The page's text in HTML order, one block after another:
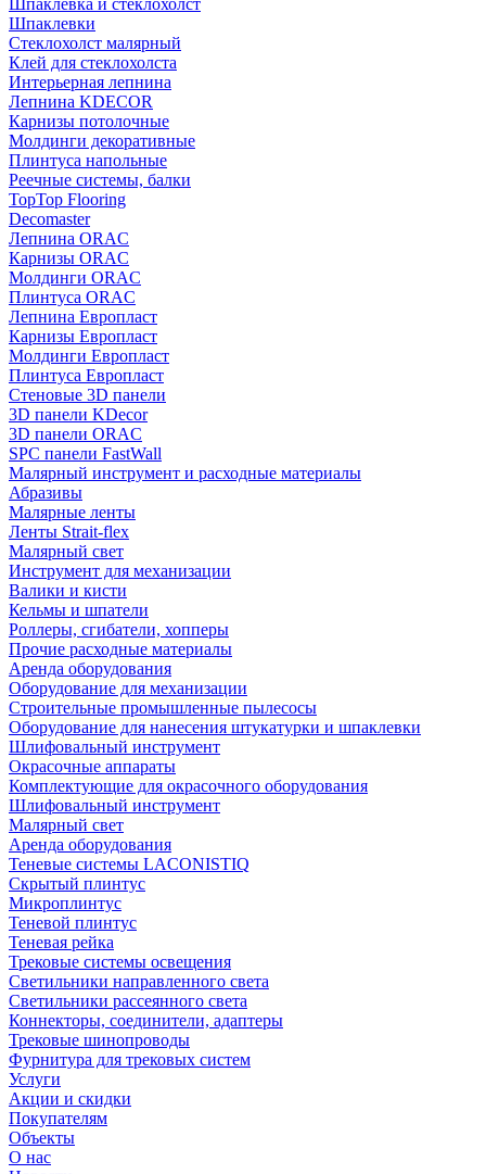
Шпаклевка и стеклохолст
Шпаклевки
Стеклохолст малярный
Клей для стеклохолста
Интерьерная лепнина
Лепнина KDECOR
Карнизы потолочные
Молдинги декоративные
Плинтуса напольные
Реечные системы, балки
TopTop Flooring
Decomaster
Лепнина ORAC
Карнизы ORAC
Молдинги ORAC
Плинтуса ORAC
Лепнина Европласт
Карнизы Европласт
Молдинги Европласт
Плинтуса Европласт
Стеновые 3D панели
3D панели KDecor
3D панели ORAC
SPC панели FastWall
Малярный инструмент и расходные материалы
Абразивы
Малярные ленты
Ленты Strait-flex
Малярный свет
Инструмент для механизации
Валики и кисти
Кельмы и шпатели
Роллеры, сгибатели, хопперы
Прочие расходные материалы
Аренда оборудования
Оборудование для механизации
Строительные промышленные пылесосы
Оборудование для нанесения штукатурки и шпаклевки
Шлифовальный инструмент
Окрасочные аппараты
Комплектующие для окрасочного оборудования
Шлифовальный инструмент
Малярный свет
Аренда оборудования
Теневые системы LACONISTIQ
Скрытый плинтус
Микроплинтус
Теневой плинтус
Теневая рейка
Трековые системы освещения
Светильники направленного света
Светильники рассеянного света
Коннекторы, соединители, адаптеры
Трековые шинопроводы
Фурнитура для трековых систем
Услуги
Акции и скидки
Покупателям
Объекты
О нас